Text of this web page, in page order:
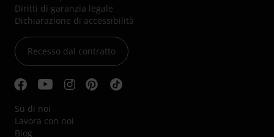
Diritti di garanzia legale
Dichiarazione di accessibilità
Recesso dal contratto
Su di noi
Lavora con noi
Blog